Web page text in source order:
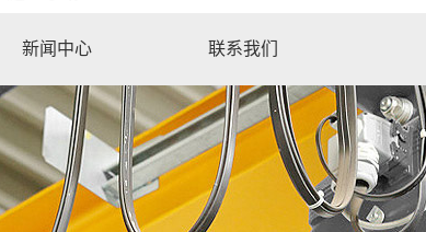
新闻中心 联系我们